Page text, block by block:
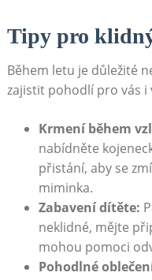
Tipy pro
Během letu je důležité
zajistit pohodlí pro vás i
Krmení během
nabídněte
přistání, aby se
miminka.
Zabavení dítěte:
neklidné, mějte
mohou pomoci
Pohodlné